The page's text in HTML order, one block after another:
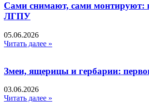
Сами снимают, сами монтируют:
ЛГПУ​
05.06.2026
Читать далее »
Змеи, ящерицы и гербарии:
03.06.2026
Читать далее »